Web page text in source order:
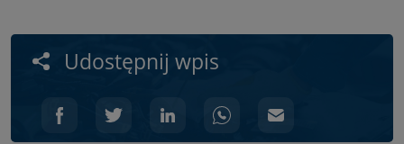
Udostępnij wpis